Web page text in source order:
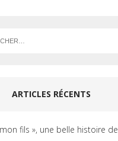
ARTICLES RÉCENTS
fils », une belle histoire